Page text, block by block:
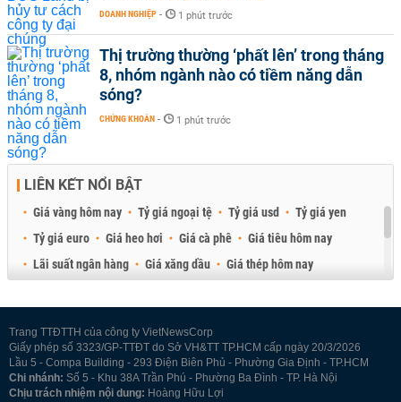
DOANH NGHIỆP - 1 phút trước
Thị trường thường ‘phất lên’ trong tháng
8, nhóm ngành nào có tiềm năng dẫn
sóng?
CHỨNG KHOÁN - 1 phút trước
LIÊN KẾT NỔI BẬT
Giá vàng hôm nay Tỷ giá ngoại tệ Tỷ giá usd
Tỷ giá yen
Tỷ giá euro
Giá heo hơi Giá cà phê
Giá tiêu hôm nay
Lãi suất ngân hàng
Giá xăng dầu
Giá thép hôm nay
Trang TTĐTTH của công ty VietNewsCorp
Giấy phép số 3323/GP-TTĐT do Sở VH&TT TP.HCM cấp ngày 20/3/2026
Lầu 5 - Compa Building - 293 Điện Biên Phủ - Phường Gia Định - TP.HCM
Chi nhánh: Số 5 - Khu 38A Trần Phú - Phường Ba Đình - TP. Hà Nội
Chịu trách nhiệm nội dung: Hoàng Hữu Lợi